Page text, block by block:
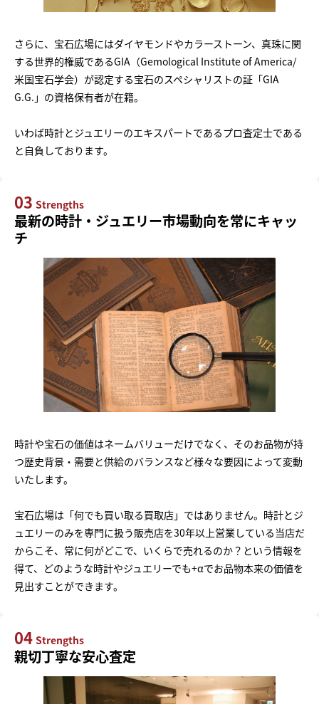
さらに、宝石広場にはダイヤモンドやカラーストーン、真珠に関
する世界的権威であるGIA（Gemological Institute of America/
米国宝石学会）が認定する宝石のスペシャリストの証「GIA
G.G.」の資格保有者が在籍。
いわば時計とジュエリーのエキスパートであるプロ査定士である
と自負しております。
03 Strengths
最新の時計・ジュエリー市場動向を常にキャッ
チ
時計や宝石の価値はネームバリューだけでなく、そのお品物が持
つ歴史背景・需要と供給のバランスなど様々な要因によって変動
いたします。
宝石広場は「何でも買い取る買取店」ではありません。時計とジ
ュエリーのみを専門に扱う販売店を30年以上営業している当店だ
からこそ、常に何がどこで、いくらで売れるのか？という情報を
得て、どのような時計やジュエリーでも+αでお品物本来の価値を
見出すことができます。
04 Strengths
親切丁寧な安心査定